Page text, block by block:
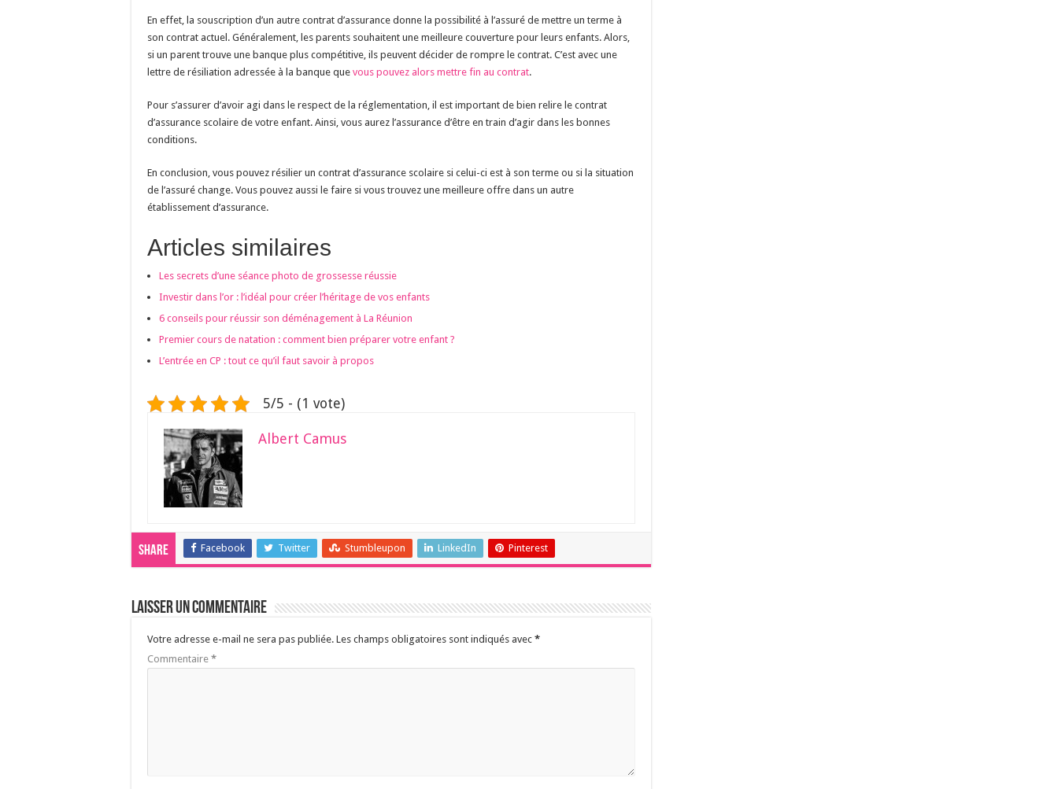
En effet, la souscription d’un autre contrat d’assurance donne la possibilité à l’assuré de mettre un terme à
son contrat actuel. Généralement, les parents souhaitent une meilleure couverture pour leurs enfants. Alors,
si un parent trouve une banque plus compétitive, ils peuvent décider de rompre le contrat. C’est avec une
lettre de résiliation adressée à la banque que vous pouvez alors mettre fin au contrat.
Pour s’assurer d’avoir agi dans le respect de la réglementation, il est important de bien relire le contrat
d’assurance scolaire de votre enfant. Ainsi, vous aurez l’assurance d’être en train d’agir dans les bonnes
conditions.
En conclusion, vous pouvez résilier un contrat d’assurance scolaire si celui-ci est à son terme ou si la situation
de l’assuré change. Vous pouvez aussi le faire si vous trouvez une meilleure offre dans un autre
établissement d’assurance.
Articles similaires
Les secrets d’une séance photo de grossesse réussie
Investir dans l’or : l’idéal pour créer l’héritage de vos enfants
6 conseils pour réussir son déménagement à La Réunion
Premier cours de natation : comment bien préparer votre enfant ?
L’entrée en CP : tout ce qu’il faut savoir à propos
5/5 - (1 vote)
Albert Camus
Share Facebook Twitter Stumbleupon LinkedIn Pinterest
Laisser un commentaire
Votre adresse e-mail ne sera pas publiée. Les champs obligatoires sont indiqués avec *
Commentaire *